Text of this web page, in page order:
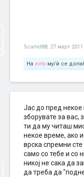
Scarlet88, 27 март 2011
На avita му/ѝ се
Јас до пред некое
зборувате за вас,
ти да му читаш
некое време, ако
врска спремни
само со тебе и со
никој не сака да
да треба да